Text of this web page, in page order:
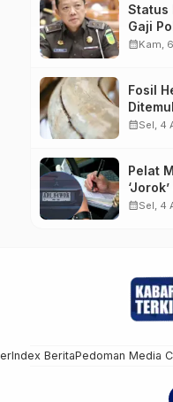
Status
Gaji
calendar_monthKam,
Fosil
calendar_monthSel, 4
Pelat
calendar_monthSel, 4
Index BeritaPedoman Media